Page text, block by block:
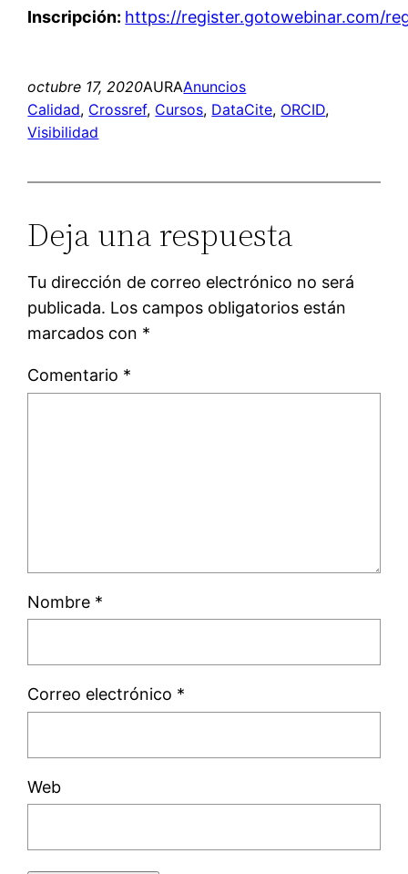
Inscripción: https://register.gotowebinar.com/
octubre 17, 2020AURAAnuncios
Calidad, Crossref, Cursos, DataCite, ORCID
Visibilidad
Deja una respuesta
Tu dirección de correo electrónico no será
publicada. Los campos obligatorios están
marcados con *
Comentario *
Nombre *
Correo electrónico *
Web